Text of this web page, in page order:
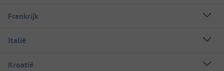
Frankrijk
Italië
Kroatië